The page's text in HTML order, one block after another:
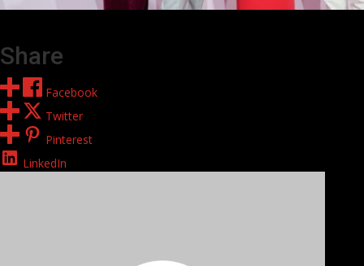
Share
Facebook
Twitter
Pinterest
LinkedIn